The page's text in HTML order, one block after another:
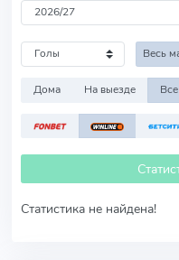
Весь
Дома На выезде Все
Статистика не найдена!